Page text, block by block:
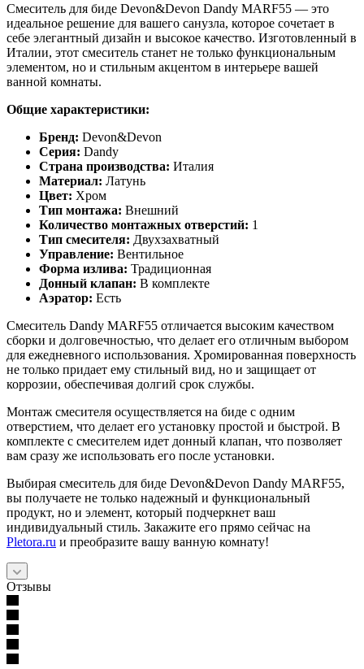
Смеситель для биде Devon&Devon Dandy MARF55 — это
идеальное решение для вашего санузла, которое сочетает в
себе элегантный дизайн и высокое качество. Изготовленный в
Италии, этот смеситель станет не только функциональным
элементом, но и стильным акцентом в интерьере вашей
ванной комнаты.
Общие характеристики:
Бренд: Devon&Devon
Серия: Dandy
Страна производства: Италия
Материал: Латунь
Цвет: Хром
Тип монтажа: Внешний
Количество монтажных отверстий: 1
Тип смесителя: Двухзахватный
Управление: Вентильное
Форма излива: Традиционная
Донный клапан: В комплекте
Аэратор: Есть
Смеситель Dandy MARF55 отличается высоким качеством
сборки и долговечностью, что делает его отличным выбором
для ежедневного использования. Хромированная поверхность
не только придает ему стильный вид, но и защищает от
коррозии, обеспечивая долгий срок службы.
Монтаж смесителя осуществляется на биде с одним
отверстием, что делает его установку простой и быстрой. В
комплекте с смесителем идет донный клапан, что позволяет
вам сразу же использовать его после установки.
Выбирая смеситель для биде Devon&Devon Dandy MARF55,
вы получаете не только надежный и функциональный
продукт, но и элемент, который подчеркнет ваш
индивидуальный стиль. Закажите его прямо сейчас на
Pletora.ru и преобразите вашу ванную комнату!
Отзывы